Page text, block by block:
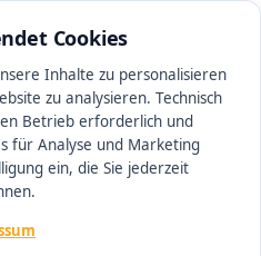
Cookies
Inhalte zu personalisieren
zu analysieren. Technisch
Betrieb erforderlich und
für Analyse und Marketing
ein, die Sie jederzeit